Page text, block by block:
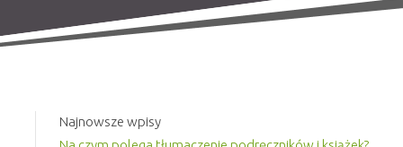
Najnowsze wpisy